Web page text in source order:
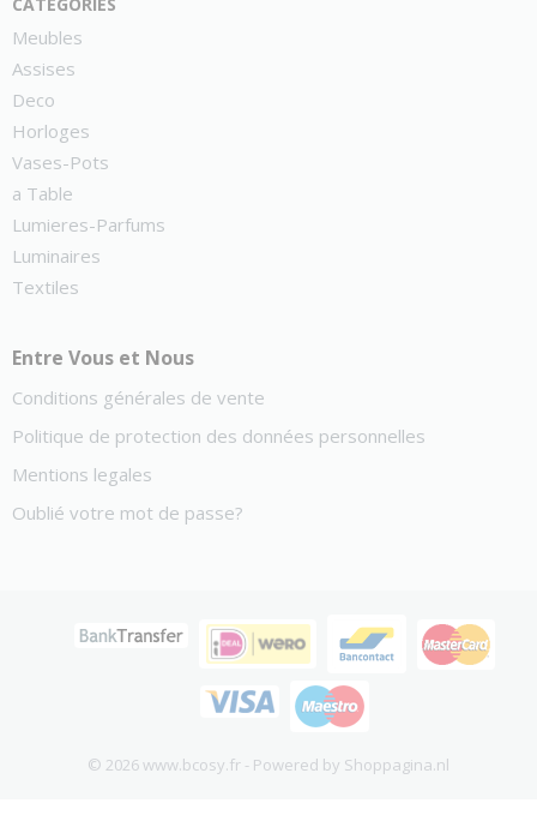
Meubles
Assises
Deco
Horloges
Vases-Pots
a Table
Lumieres-Parfums
Luminaires
Textiles
Entre Vous et Nous
Conditions générales de vente
Politique de protection des données personnelles
Mentions legales
Oublié votre mot de passe?
© 2026 www.bcosy.fr - Powered by Shoppagina.nl